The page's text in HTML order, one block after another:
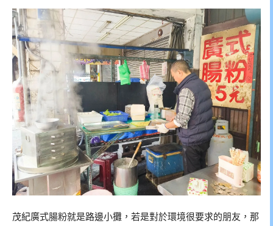
茂紀廣式腸粉就是路邊小攤，若是對於環境很要求的朋友，那